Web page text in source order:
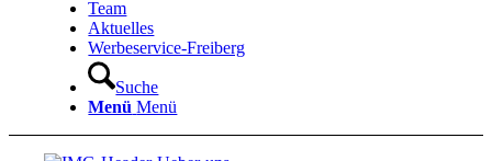
Team
Aktuelles
Werbeservice-Freiberg
Suche
Menü Menü